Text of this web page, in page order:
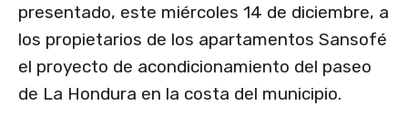
presentado, este miércoles 14 de diciembre, a
los propietarios de los apartamentos Sansofé
el proyecto de acondicionamiento del paseo
de La Hondura en la costa del municipio.